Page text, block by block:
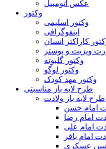
عکس اتومبیل
وکتور
وکتور اسلیمی
اینفوگرافی
کاراکتر انسان
ویزیت و پوستر
وکتور گلبوته
وکتور لوگو
وکتور مهد کودک
طرح لایه باز مناسبتی
طرح لایه باز ولادت
امام حسن
امام رضا
امام علی
امام باقر